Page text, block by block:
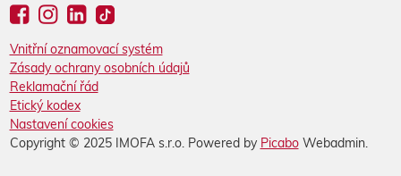
Vnitřní oznamovací systém
Zásady ochrany osobních údajů
Reklamační řád
Etický kodex
Nastavení cookies
Copyright © 2025 IMOFA s.r.o. Powered by PicaboWebadmin.